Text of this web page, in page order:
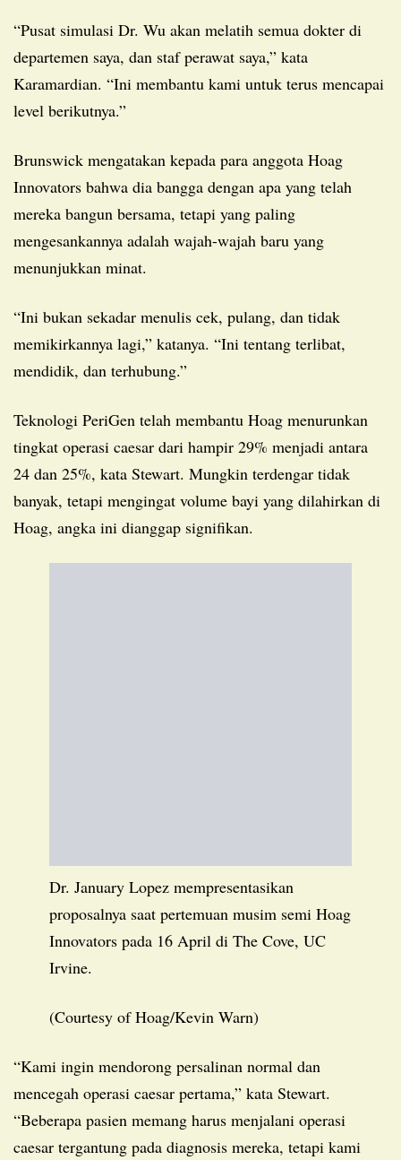
“Pusat simulasi Dr. Wu akan melatih semua dokter di
departemen saya, dan staf perawat saya,” kata
Karamardian. “Ini membantu kami untuk terus mencapai
level berikutnya.”
Brunswick mengatakan kepada para anggota Hoag
Innovators bahwa dia bangga dengan apa yang telah
mereka bangun bersama, tetapi yang paling
mengesankannya adalah wajah-wajah baru yang
menunjukkan minat.
“Ini bukan sekadar menulis cek, pulang, dan tidak
memikirkannya lagi,” katanya. “Ini tentang terlibat,
mendidik, dan terhubung.”
Teknologi PeriGen telah membantu Hoag menurunkan
tingkat operasi caesar dari hampir 29% menjadi antara
24 dan 25%, kata Stewart. Mungkin terdengar tidak
banyak, tetapi mengingat volume bayi yang dilahirkan di
Hoag, angka ini dianggap signifikan.
Dr. January Lopez mempresentasikan
proposalnya saat pertemuan musim semi Hoag
Innovators pada 16 April di The Cove, UC
Irvine.
(Courtesy of Hoag/Kevin Warn)
“Kami ingin mendorong persalinan normal dan
mencegah operasi caesar pertama,” kata Stewart.
“Beberapa pasien memang harus menjalani operasi
caesar tergantung pada diagnosis mereka, tetapi kami